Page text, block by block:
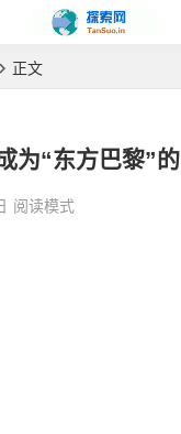
正文
为“东方巴黎”的
阅读模式